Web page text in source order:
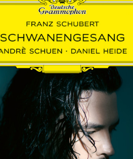
SCHUMANN
WOLF
MARTIN
SCHUMANN,
LIEDERKREIS
OP. 24
SECHS